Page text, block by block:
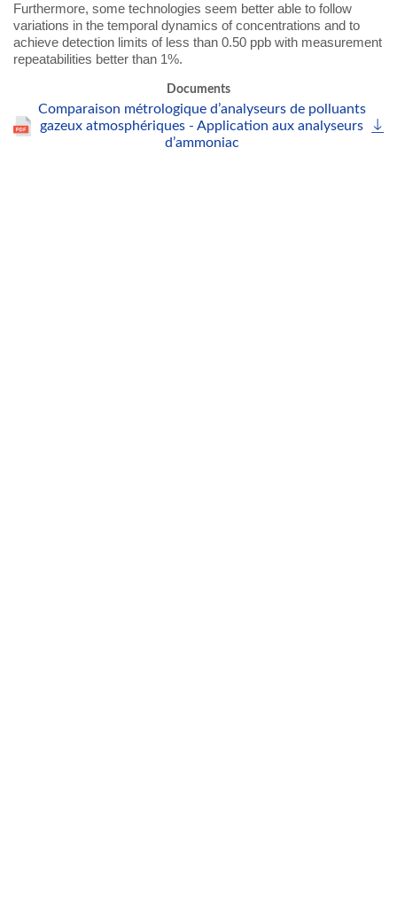
Furthermore, some technologies seem better able to follow
variations in the temporal dynamics of concentrations and to
achieve detection limits of less than 0.50 ppb with measurement
repeatabilities better than 1%.
Documents
Comparaison métrologique d’analyseurs de polluants
gazeux atmosphériques - Application aux analyseurs
d’ammoniac